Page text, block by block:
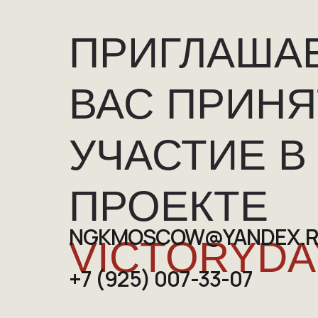
ВАС
УЧАСТИЕ В
ПРОЕКТЕ
+7 (925) 007-33-07